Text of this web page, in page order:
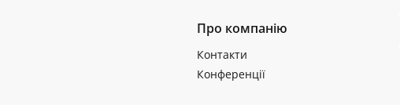
Про компанію
Контакти
Конференції